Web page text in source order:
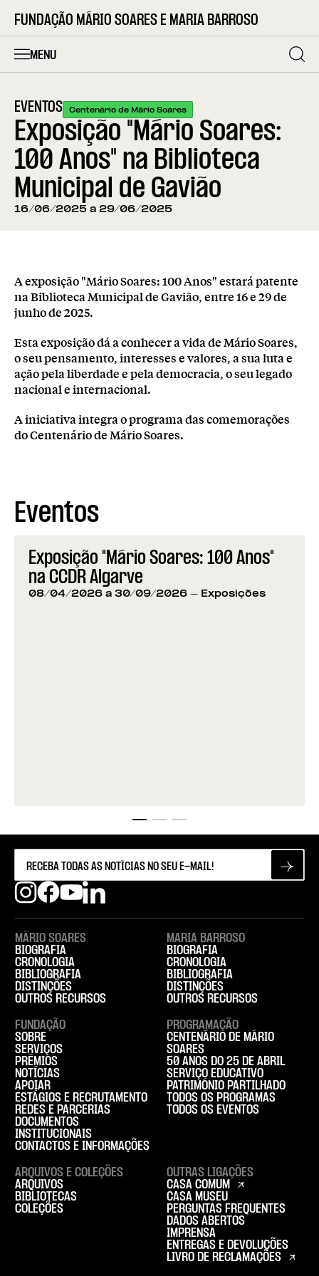
FUNDAÇÃO MÁRIO SOARES E MARIA BARROSO
MENU
EVENTOS Centenário de Mário Soares
Exposição "Mário Soares:
100 Anos" na Biblioteca
Municipal de Gavião
16/06/2025 a 29/06/2025
A exposição "Mário Soares: 100 Anos" estará patente
na Biblioteca Municipal de Gavião, entre 16 e 29 de
junho de 2025.
Esta exposição dá a conhecer a vida de Mário Soares,
o seu pensamento, interesses e valores, a sua luta e
ação pela liberdade e pela democracia, o seu legado
nacional e internacional.
A iniciativa integra o programa das comemorações
do Centenário de Mário Soares.
Eventos
Exposição "Mário Soares: 100 Anos"
na CCDR Algarve
08/04/2026 a 30/09/2026 - Exposições
MÁRIO SOARES
BIOGRAFIA
CRONOLOGIA
BIBLIOGRAFIA
DISTINÇÕES
OUTROS RECURSOS
MARIA BARROSO
BIOGRAFIA
CRONOLOGIA
BIBLIOGRAFIA
DISTINÇÕES
OUTROS RECURSOS
FUNDAÇÃO
SOBRE
SERVIÇOS
PRÉMIOS
NOTÍCIAS
APOIAR
ESTÁGIOS E RECRUTAMENTO
REDES E PARCERIAS
DOCUMENTOS
INSTITUCIONAIS
CONTACTOS E INFORMAÇÕES
PROGRAMAÇÃO
CENTENÁRIO DE MÁRIO
SOARES
50 ANOS DO 25 DE ABRIL
SERVIÇO EDUCATIVO
PATRIMÓNIO PARTILHADO
TODOS OS PROGRAMAS
TODOS OS EVENTOS
ARQUIVOS E COLEÇÕES
ARQUIVOS
BIBLIOTECAS
COLEÇÕES
OUTRAS LIGAÇÕES
CASA COMUM
CASA MUSEU
PERGUNTAS FREQUENTES
DADOS ABERTOS
IMPRENSA
ENTREGAS E DEVOLUÇÕES
LIVRO DE RECLAMAÇÕES